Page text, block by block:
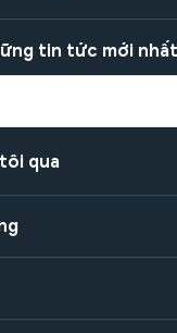
tin tức mới
qua